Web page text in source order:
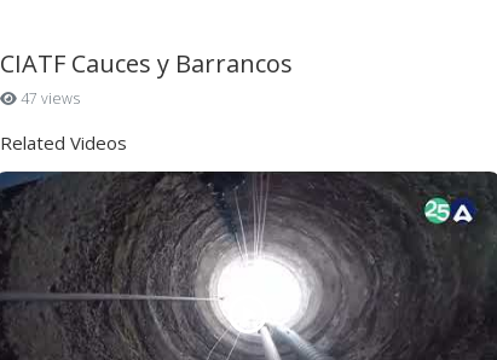
CIATF Cauces y Barrancos
47 views
Related Videos